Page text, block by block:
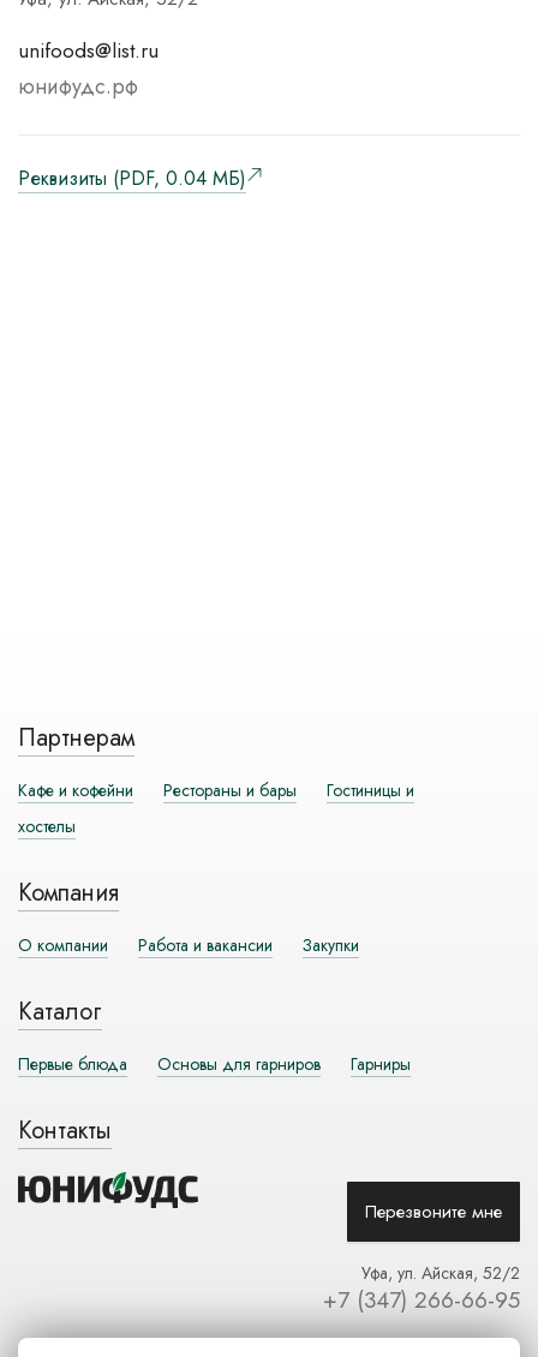
unifoods@list.ru
юнифудс.рф
Реквизиты (PDF, 0.04 MБ)
Партнерам
Кафе и кофейни Рестораны и бары
Гостиницы и
хостелы
Компания
О компании Работа и вакансии Закупки
Каталог
Первые блюда Основы для гарниров Гарниры
Контакты
Перезвоните мне
Уфа, ул. Айская, 52/2
+7 (347) 266-66-95